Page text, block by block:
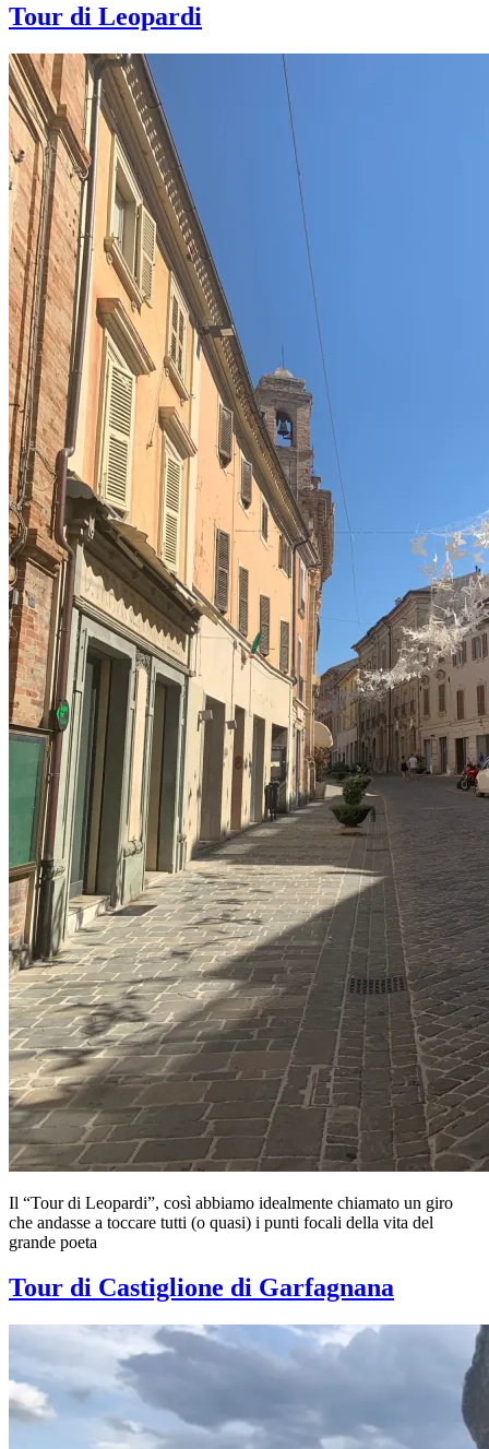
Tour di Leopardi
Il “Tour di Leopardi”, così abbiamo idealmente chiamato un giro
che andasse a toccare tutti (o quasi) i punti focali della vita del
grande poeta
Tour di Castiglione di Garfagnana